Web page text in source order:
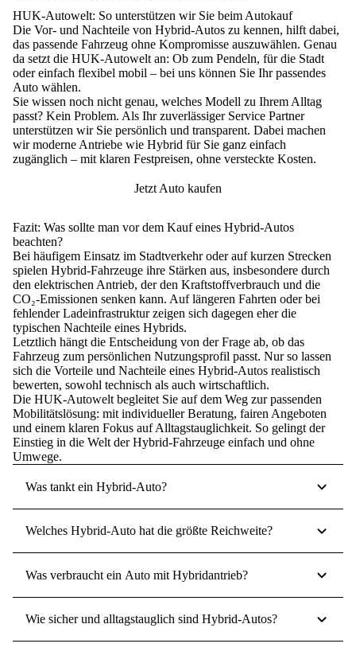
HUK-Autowelt: So unterstützen wir Sie beim Autokauf
Die Vor- und Nachteile von Hybrid-Autos zu kennen, hilft dabei,
das passende Fahrzeug ohne Kompromisse auszuwählen. Genau
da setzt die HUK-Autowelt an: Ob zum Pendeln, für die Stadt
oder einfach flexibel mobil – bei uns können Sie Ihr passendes
Auto wählen.
Sie wissen noch nicht genau, welches Modell zu Ihrem Alltag
passt? Kein Problem. Als Ihr zuverlässiger Service Partner
unterstützen wir Sie persönlich und transparent. Dabei machen
wir moderne Antriebe wie Hybrid für Sie ganz einfach
zugänglich – mit klaren Festpreisen, ohne versteckte Kosten.
Jetzt Auto kaufen
Fazit: Was sollte man vor dem Kauf eines Hybrid-Autos
beachten?
Bei häufigem Einsatz im Stadtverkehr oder auf kurzen Strecken
spielen Hybrid-Fahrzeuge ihre Stärken aus, insbesondere durch
den elektrischen Antrieb, der den Kraftstoffverbrauch und die
CO₂-Emissionen senken kann. Auflängeren Fahrten oder bei
fehlender Ladeinfrastrukturzeigen sich dagegen eher die
typischen Nachteile eines Hybrids.
Letztlich hängt die Entscheidung von der Frage ab, ob das
Fahrzeug zum persönlichen Nutzungsprofil passt. Nur so lassen
sich die Vorteile und Nachteile eines Hybrid-Autos realistisch
bewerten, sowohl technisch als auch wirtschaftlich.
Die HUK-Autowelt begleitet Sie auf dem Weg zurpassenden
Mobilitätslösung: mit individueller Beratung, fairen Angeboten
und einem klaren Fokus auf Alltagstauglichkeit. So gelingt der
Einstieg in die Welt der Hybrid-Fahrzeuge einfach und ohne
Umwege.
Was tankt ein Hybrid-Auto?
Welches Hybrid-Auto hat die größte Reichweite?
Was verbraucht ein Auto mit Hybridantrieb?
Wie sicher und alltagstauglich sind Hybrid-Autos?